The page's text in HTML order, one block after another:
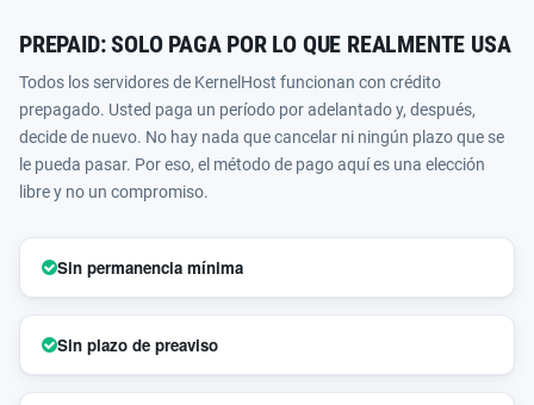
PREPAID: SOLO PAGA POR LO QUE REALMENTE USA
Todos los servidores de KernelHost funcionan con crédito
prepagado. Usted paga un período por adelantado y, después,
decide de nuevo. No hay nada que cancelar ni ningún plazo que se
le pueda pasar. Por eso, el método de pago aquí es una elección
libre y no un compromiso.
Sin permanencia mínima
Sin plazo de preaviso